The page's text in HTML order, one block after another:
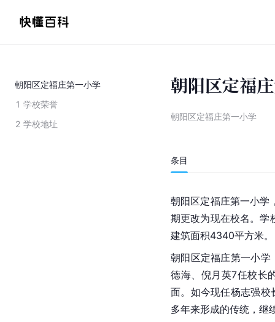
朝阳区定福庄第一小学
1 学校荣誉
2 学校地址
朝阳区定福
朝阳区定福庄第一小学
条目
朝阳区定福庄第一小学
期更改为现在校名。学
建筑面积4340平方米。
朝阳区定福庄第一小
德海
倪月英7任校长
面。如今现任杨志强校
多年来形成的传统，继